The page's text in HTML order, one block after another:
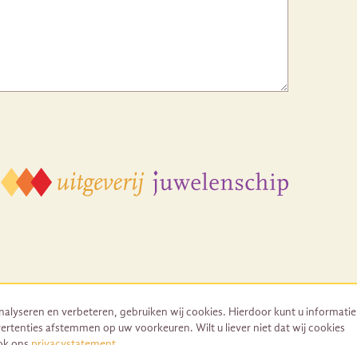
en verbeteren, gebruiken wij cookies. Hierdoor kunt u informatie
afstemmen op uw voorkeuren. Wilt u liever niet dat wij cookies